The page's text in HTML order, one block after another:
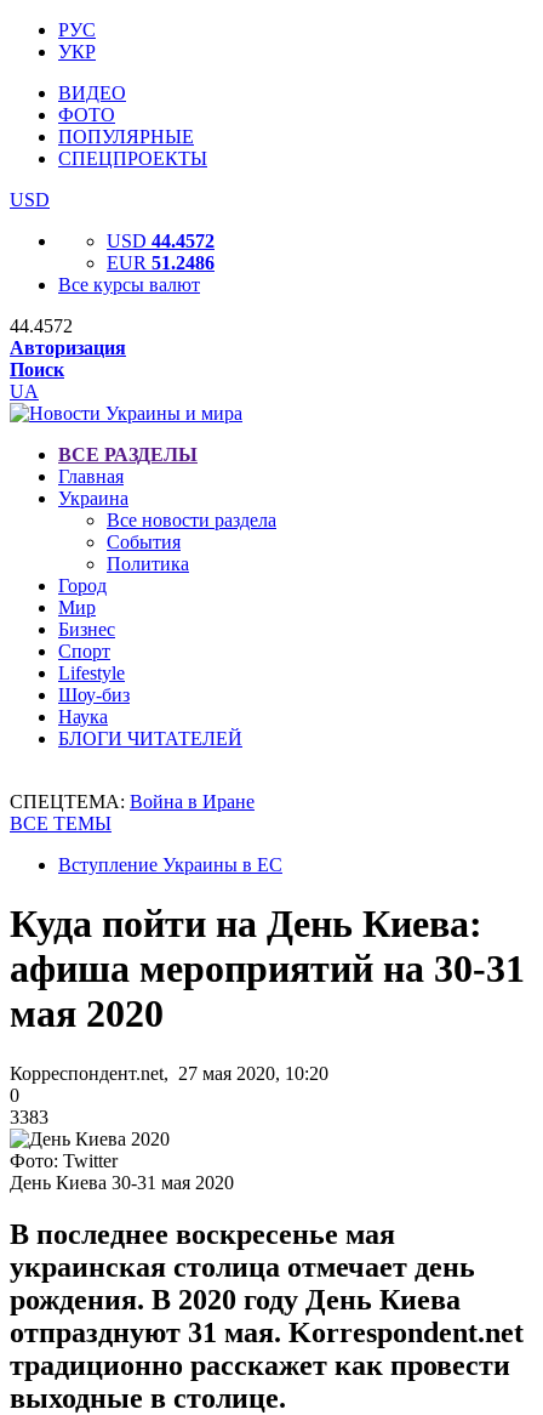
РУС
УКР
ВИДЕО
ФОТО
ПОПУЛЯРНЫЕ
СПЕЦПРОЕКТЫ
USD
USD 44.4572
EUR 51.2486
Все курсы валют
44.4572
Авторизация
Поиск
UA
ВСЕ РАЗДЕЛЫ
Главная
Украина
Все новости раздела
События
Политика
Город
Мир
Бизнес
Спорт
Lifestyle
Шоу-биз
Наука
БЛОГИ ЧИТАТЕЛЕЙ
СПЕЦТЕМА: Война в Иране
ВСЕ ТЕМЫ
Вступление Украины в ЕС
Куда пойти на День Киева:
афиша мероприятий на 30-31
мая 2020
Корреспондент.net, 27 мая 2020, 10:20
0
3383
Фото: Twitter
День Киева 30-31 мая 2020
В последнее воскресенье мая
украинская столица отмечает день
рождения. В 2020 году День Киева
отпразднуют 31 мая. Korrespondent.net
традиционно расскажет как провести
выходные в столице.